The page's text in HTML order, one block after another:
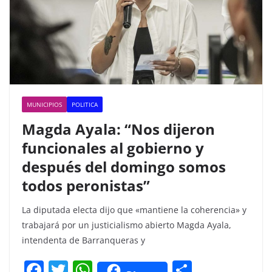
MUNICIPIOS POLITICA
Magda Ayala: “Nos dijeron
funcionales al gobierno y
después del domingo somos
todos peronistas”
La diputada electa dijo que «mantiene la coherencia» y
trabajará por un justicialismo abierto Magda Ayala,
intendenta de Barranqueras y